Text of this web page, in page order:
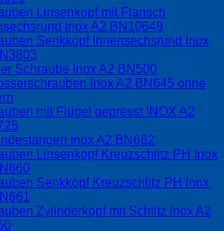
Linsenkopf mit Flansch
Inox A2 BN10649
Senkkopf Innensechsrund Inox
Schraube Inox A2 BN500
Inox A2 BN645 ohne
mit Flügel gepresst INOX A2
Inox A2 BN662
Linsenkopf Kreuzschlitz PH Inox
Senkkopf Kreuzschlitz PH Inox
Zylinderkopf mit Schlitz Inox A2